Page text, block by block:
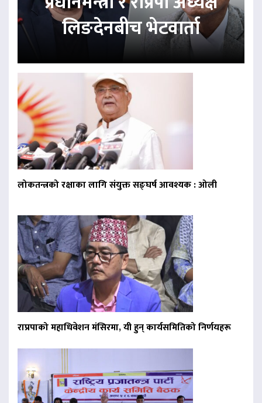
लिङदेनबीच भेटवार्ता
लोकतन्त्रको रक्षाका लागि संयुक्त सङ्घर्ष आवश्यक : ओली
राप्रपाको महाधिवेशन मंसिरमा, यी हुन् कार्यसमितिको निर्णयहरू